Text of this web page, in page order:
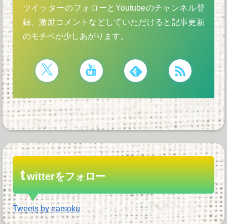
ツイッターのフォローとYoutubeのチャンネル登
録、激励コメントなどしていただけると記事更新
のモチベが少しあがります。
twitterをフォロー
Tweets by earsoku